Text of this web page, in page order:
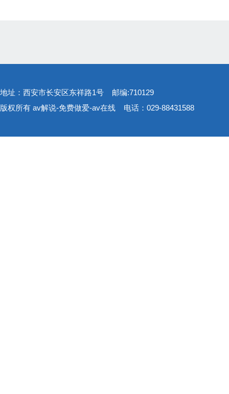
地址：西安市长安区东祥路1号 邮编:710129
版权所有 av解说-免费做爱-av在线 电话：029-88431588